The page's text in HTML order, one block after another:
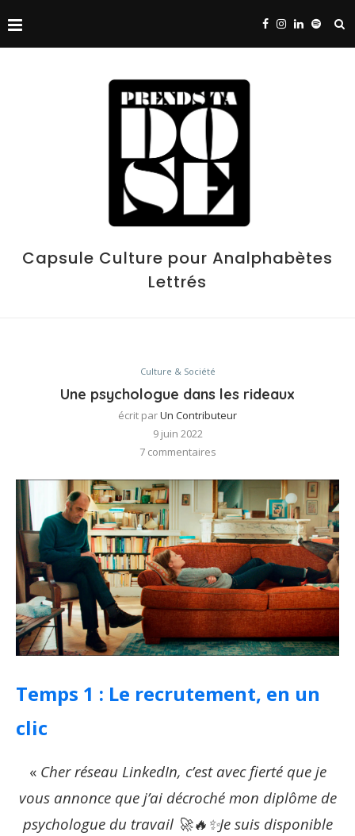
Capsule Culture pour Analphabètes
Lettrés
Culture & Société
Une psychologue dans les rideaux
écrit parUn Contributeur
9 juin 2022
7 commentaires
Temps 1 : Le recrutement, en un
clic
« Cher réseau LinkedIn, c’est avec fierté que je
vous annonce que j’ai décroché mon diplôme de
psychologue du travail 🚀🔥 ✨Je suis disponible